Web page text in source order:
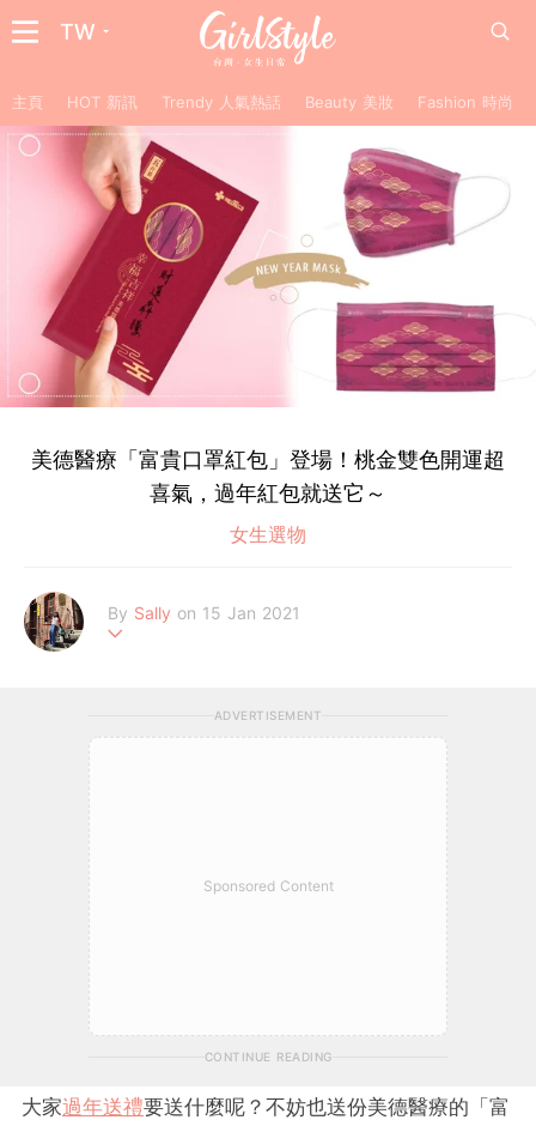
TW
主頁 HOT 新訊 Trendy 人氣熱話 Beauty 美妝 Fashion 時尚
美德醫療「富貴口罩紅包」登場！桃金雙色開運超
喜氣，過年紅包就送它～
女生選物
By Sally on 15 Jan 2021
ADVERTISEMENT
Sponsored Content
CONTINUE READING
大家過年送禮要送什麼呢？不妨也送份美德醫療的「富